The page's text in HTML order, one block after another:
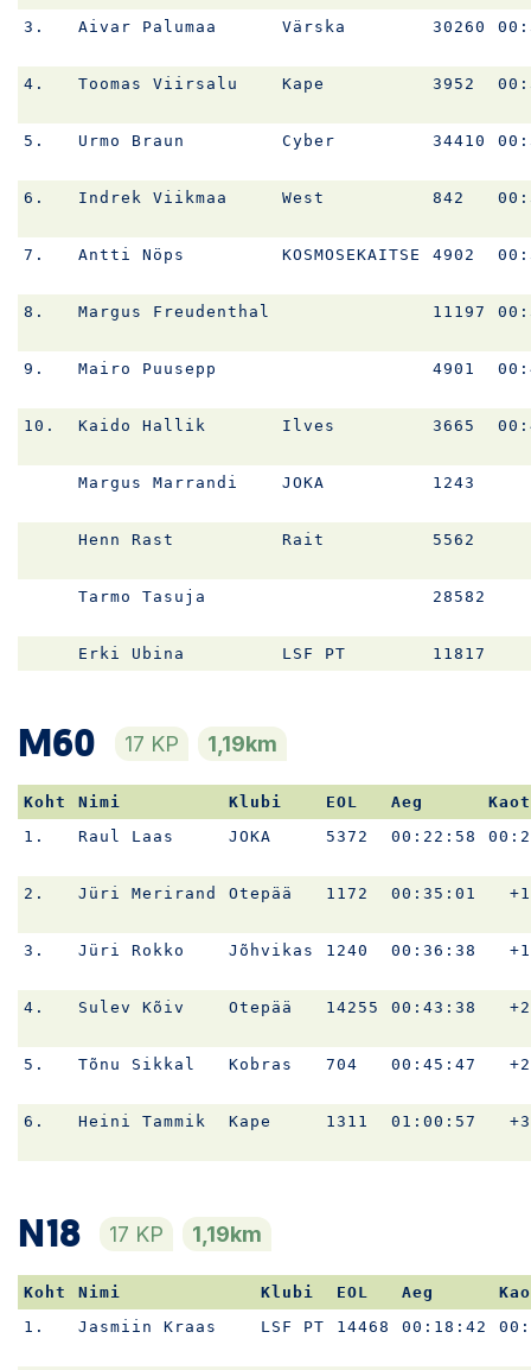
3. Aivar Palumaa Värska 30260
4. Toomas Viirsalu Kape 3952
5. Urmo Braun Cyber 34410
6. Indrek Viikmaa West 842
7. Antti Nöps KOSMOSEKAITSE 4902
8. Margus Freudenthal 11197
9. Mairo Puusepp 4901
10. Kaido Hallik Ilves 3665
Margus Marrandi JOKA 1243
Henn Rast Rait 5562
Tarmo Tasuja 28582
Erki Ubina LSF PT 11817
M60 17 KP 1,19km
Koht Nimi Klubi EOL Aeg
1.
Raul Laas JOKA 5372 00:22:58
2. Jüri Merirand Otepää 1172 00:35:01
3. Jüri Rokko Jõhvikas 1240 00:36:38
4. Sulev Kõiv Otepää 14255 00:43:38
5. Tõnu Sikkal Kobras 704 00:45:47
6. Heini Tammik Kape 1311 01:00:57
N18 17 KP 1,19km
Koht Nimi Klubi EOL Aeg
1.
Jasmiin Kraas LSF PT 14468 00:18:42